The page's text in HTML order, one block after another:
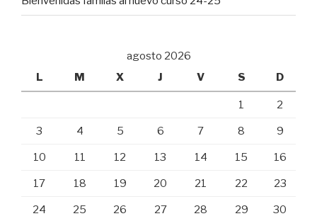
agosto 2026
L
M X J V S D
1 2
3 4 5 6 7 8 9
10 11 12 13 14 15 16
17 18 19 20 21 22 23
24 25 26 27 28 29 30